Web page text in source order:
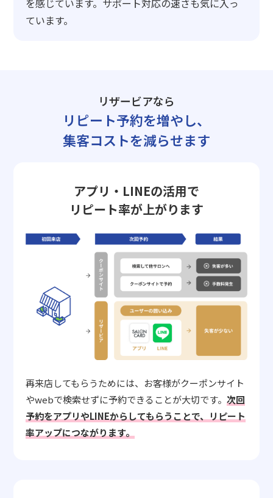
ています。
リザービアなら
リピート予約を増やし、
集客コストを減らせます
アプリ・LINEの活用で
リピート率が上がります
再来店してもらうためには、お客様がクーポンサイト
やwebで検索せずに予約できることが大切です。次回
予約をアプリやLINEからしてもらうことで、リピート
率アップにつながります。